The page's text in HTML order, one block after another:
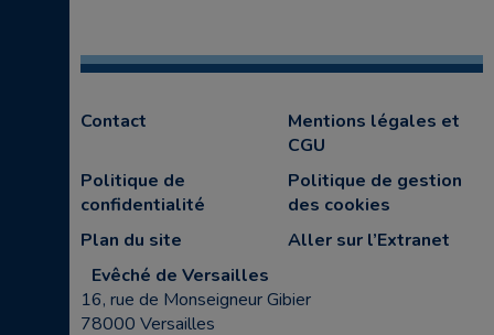
Contact
Mentions légales et
CGU
Politique de
confidentialité
Politique de gestion
des cookies
Plan du site
Aller sur l’Extranet
Evêché de Versailles
16, rue de Monseigneur Gibier
78000 Versailles